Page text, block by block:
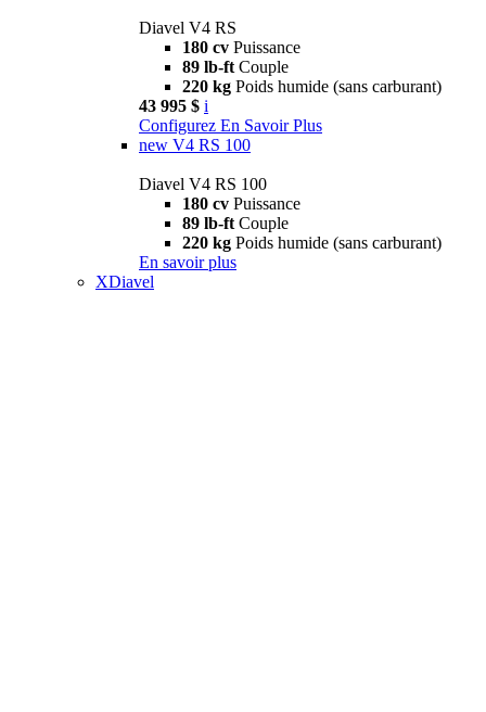
Diavel V4 RS
180 cv Puissance
89 lb-ft Couple
220 kg Poids humide (sans carburant)
43 995 $ i
Configurez En Savoir Plus
new V4 RS 100
Diavel V4 RS 100
180 cv Puissance
89 lb-ft Couple
220 kg Poids humide (sans carburant)
En savoir plus
XDiavel